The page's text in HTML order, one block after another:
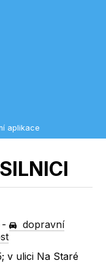
aplikace
-
dopravní
v ulici Na Staré